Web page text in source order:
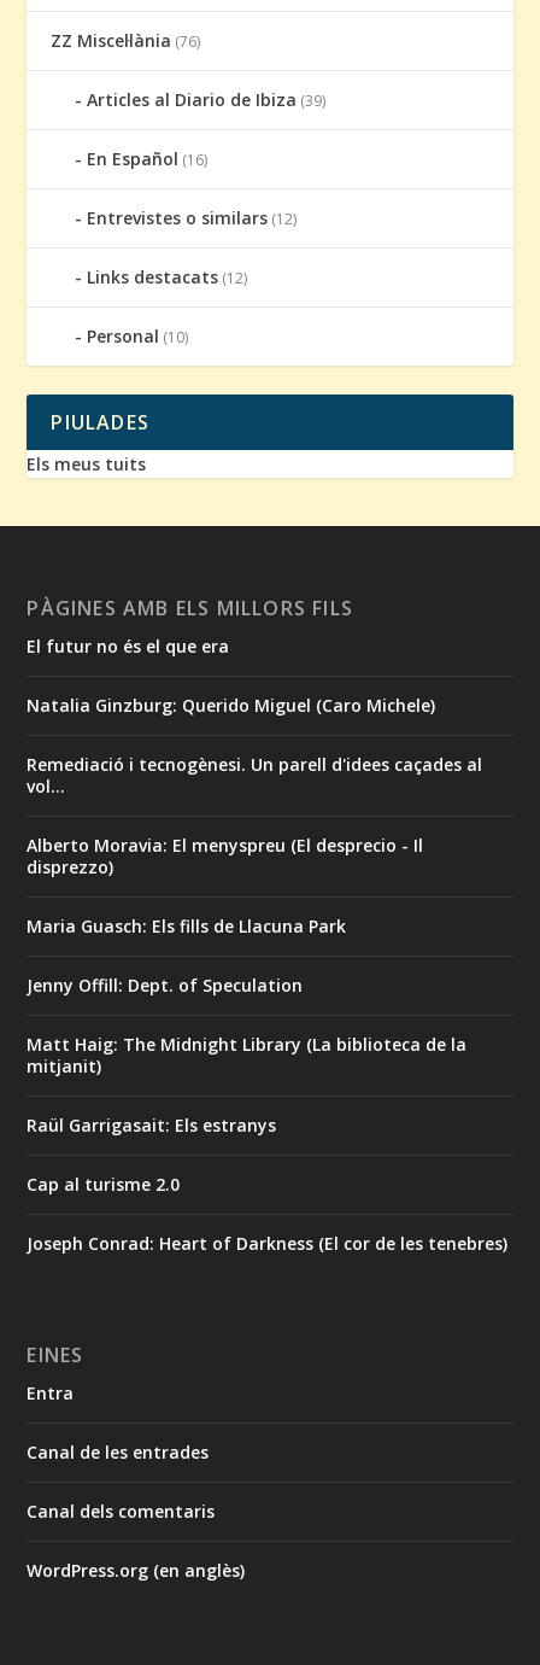
ZZ Miscel·lània (76)
Articles al Diario de Ibiza (39)
En Español (16)
Entrevistes o similars (12)
Links destacats (12)
Personal (10)
PIULADES
Els meus tuits
PÀGINES AMB ELS MILLORS FILS
El futur no és el que era
Natalia Ginzburg: Querido Miguel (Caro Michele)
Remediació i tecnogènesi. Un parell d'idees caçades al
vol...
Alberto Moravia: El menyspreu (El desprecio - Il
disprezzo)
Maria Guasch: Els fills de Llacuna Park
Jenny Offill: Dept. of Speculation
Matt Haig: The Midnight Library (La biblioteca de la
mitjanit)
Raül Garrigasait: Els estranys
Cap al turisme 2.0
Joseph Conrad: Heart of Darkness (El cor de les tenebres)
EINES
Entra
Canal de les entrades
Canal dels comentaris
WordPress.org (en anglès)